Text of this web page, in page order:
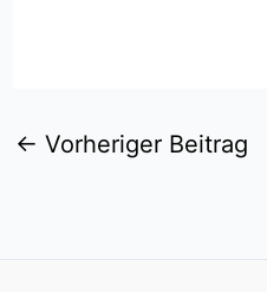
← Vorheriger Beitrag